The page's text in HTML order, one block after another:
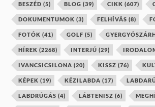
BESZÉD (5) BLOG (39) CIKK (607)
DOKUMENTUMOK (3) FELHÍVÁS (8)
FOTÓK (41) GOLF (5)
HÍREK (2268) INTERJÚ (29)
IVANCSICSILONA (20) KISSZ (76)
KÉPEK (19) KÉZILABDA (17)
LABDRÚGÁS (4) LÁBTENISZ (6)